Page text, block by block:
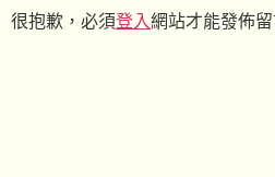
很抱歉，必須登入網站才能發佈留